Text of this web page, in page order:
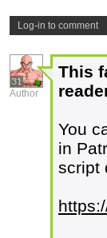
Log-in to comment
31
Author
This
You
in
script